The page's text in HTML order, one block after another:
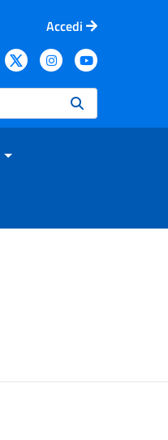
Accedi